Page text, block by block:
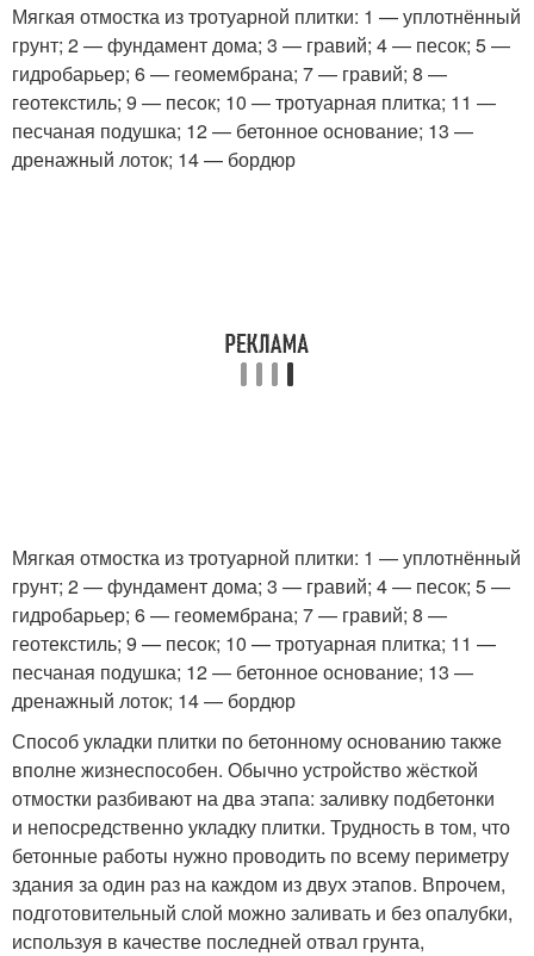
Мягкая отмостка из тротуарной плитки: 1 — уплотнённый
грунт; 2 — фундамент дома; 3 — гравий; 4 — песок; 5 —
гидробарьер; 6 — геомембрана; 7 — гравий; 8 —
геотекстиль; 9 — песок; 10 — тротуарная плитка; 11 —
песчаная подушка; 12 — бетонное основание; 13 —
дренажный лоток; 14 — бордюр
Мягкая отмостка из тротуарной плитки: 1 — уплотнённый
грунт; 2 — фундамент дома; 3 — гравий; 4 — песок; 5 —
гидробарьер; 6 — геомембрана; 7 — гравий; 8 —
геотекстиль; 9 — песок; 10 — тротуарная плитка; 11 —
песчаная подушка; 12 — бетонное основание; 13 —
дренажный лоток; 14 — бордюр
Способ укладки плитки по бетонному основанию также
вполне жизнеспособен. Обычно устройство жёсткой
отмостки разбивают на два этапа: заливку подбетонки
и непосредственно укладку плитки. Трудность в том, что
бетонные работы нужно проводить по всему периметру
здания за один раз на каждом из двух этапов. Впрочем,
подготовительный слой можно заливать и без опалубки,
используя в качестве последней отвал грунта,